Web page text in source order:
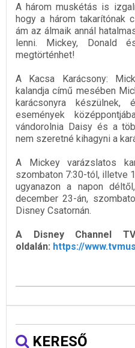
A három muskétás is
hogy a három takarítónak
ám az álmaik annál
lenni. Mickey, Donald
megtörténhet!
A Kacsa Karácsony:
kalandja című mesében
karácsonyra
események
vándorolnia Daisy és a
nem szeretné kihagyni a
A Mickey varázslatos
szombaton 7:30-tól, illetve
ugyanazon a napon
december 23-án,
Disney Csatornán.
A Disney Channel
oldalán: https://
KERESŐ